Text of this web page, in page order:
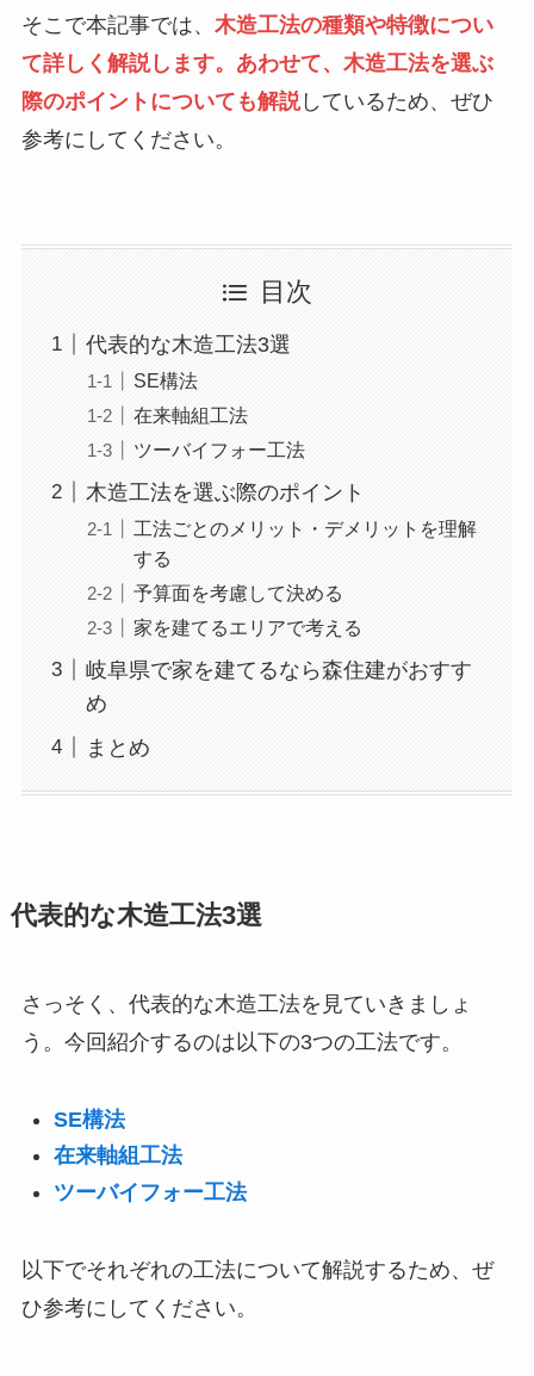
そこで本記事では、 木造工法の種類や特徴につい
て詳しく解説します。あわせて、木造工法を選ぶ
際のポイントについても解説しているため、ぜひ
参考にしてください。
目次
代表的な木造工法3選
SE構法
在来軸組工法
ツーバイフォー工法
木造工法を選ぶ際のポイント
工法ごとのメリット・デメリットを理解
する
予算面を考慮して決める
家を建てるエリアで考える
岐阜県で家を建てるなら森住建がおすす
め
まとめ
代表的な木造工法3選
さっそく、代表的な木造工法を見ていきましょ
う。今回紹介するのは以下の3つの工法です。
SE構法
在来軸組工法
ツーバイフォー工法
以下でそれぞれの工法について解説するため、ぜ
ひ参考にしてください。